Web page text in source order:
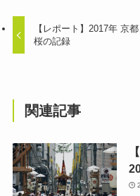
【レポート】2017年 京都
桜の記録
関連記事